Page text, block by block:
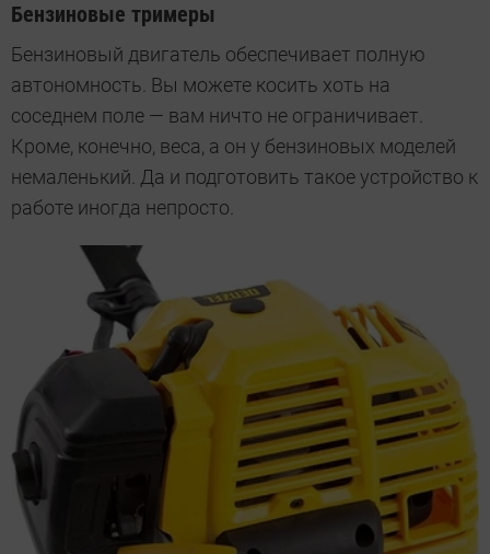
Бензиновые тримеры
Бензиновый двигатель обеспечивает полную
автономность. Вы можете косить хоть на
соседнем поле — вам ничто не ограничивает.
Кроме, конечно, веса, а он у бензиновых моделей
немаленький. Да и подготовить такое устройство к
работе иногда непросто.